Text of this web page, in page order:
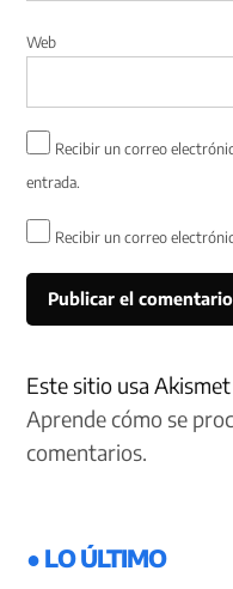
Web
Recibir un correo
entrada.
Recibir un correo
Este sitio usa
Aprende cómo se
comentarios.
● LO ÚLTIMO